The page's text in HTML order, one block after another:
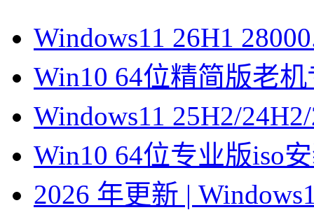
Windows11 26H1
Win10 64位精简版老
Windows11 25H2/
Win10 64位专业版iso
2026 年更新 |